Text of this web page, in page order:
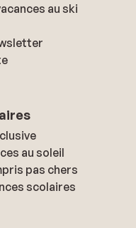
au ski
au soleil
pas chers
scolaires